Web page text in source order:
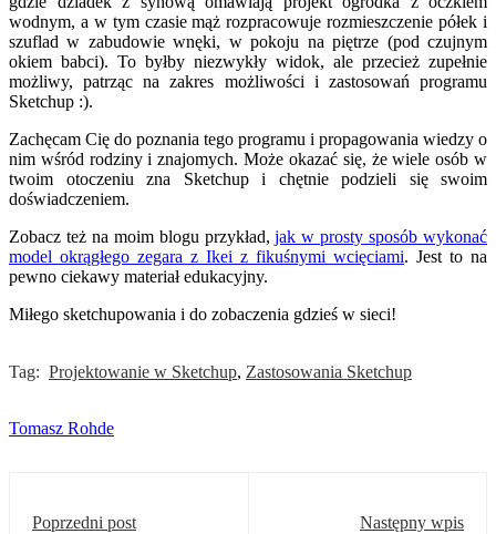
wodnym, a w tym czasie mąż rozpracowuje rozmieszczenie półek i
szuflad w zabudowie wnęki, w pokoju na piętrze (pod czujnym
okiem babci). To byłby niezwykły widok, ale przecież zupełnie
możliwy, patrząc na zakres możliwości i zastosowań programu
Sketchup :).
Zachęcam Cię do poznania tego programu i propagowania wiedzy o
nim wśród rodziny i znajomych. Może okazać się, że wiele osób w
twoim otoczeniu zna Sketchup i chętnie podzieli się swoim
doświadczeniem.
Zobacz też na moim blogu przykład,jak w prosty sposób wykonać
model okrągłego zegara z Ikei z fikuśnymi wcięciami. Jest to na
pewno ciekawy materiał edukacyjny.
Miłego sketchupowania i do zobaczenia gdzieś w sieci!
Tag: Projektowanie w Sketchup, Zastosowania Sketchup
Tomasz Rohde
Poprzedni post Następny wpis